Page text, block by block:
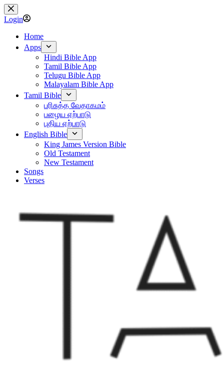
Skip
to
content
Login
Home
Apps
Hindi Bible App
Tamil Bible App
Telugu Bible App
Malayalam Bible App
Tamil Bible
பரிசுத்த வேதாகமம்
பழைய ஏற்பாடு
புதிய ஏற்பாடு
English Bible
King James Version Bible
Old Testament
New Testament
Songs
Verses